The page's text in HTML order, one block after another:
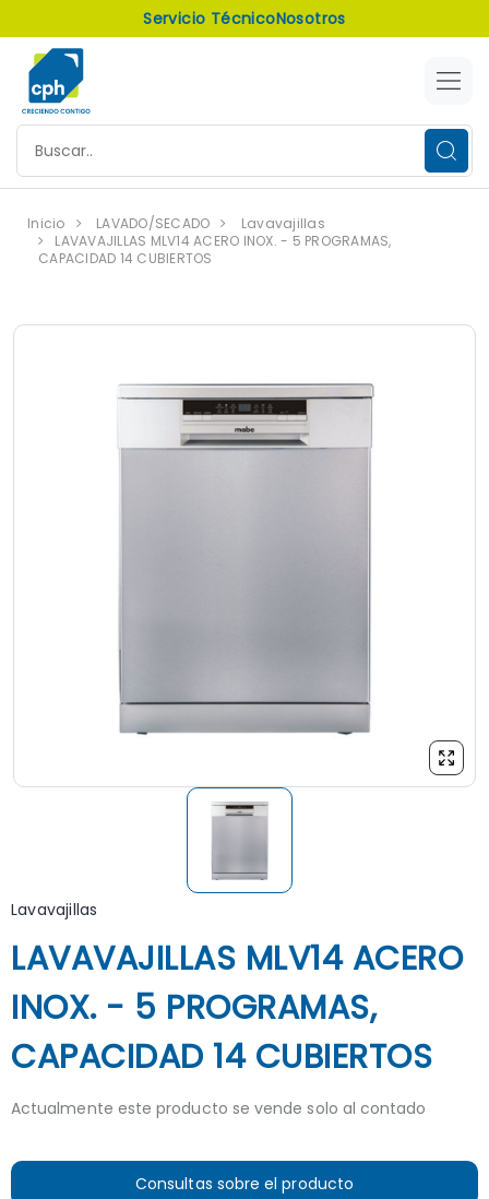
Servicio TécnicoNosotros
Inicio LAVADO/SECADO
Lavavajillas
LAVAVAJILLAS MLV14 ACERO INOX. - 5 PROGRAMAS,
CAPACIDAD 14 CUBIERTOS
Lavavajillas
LAVAVAJILLAS MLV14 ACERO
INOX. - 5 PROGRAMAS,
CAPACIDAD 14 CUBIERTOS
Actualmente este producto se vende solo al contado
Consultas sobre el producto